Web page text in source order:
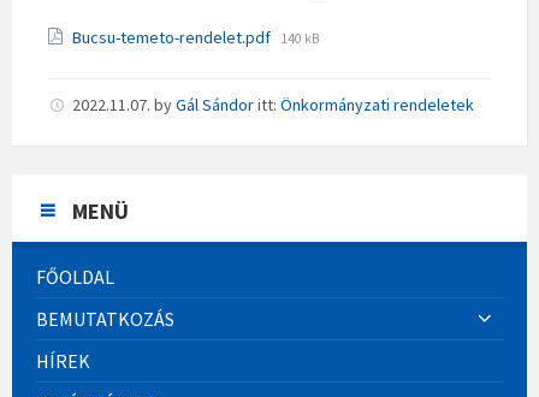
Csatolmányok
Bucsu-temeto-rendelet.pdf File
140 kB
2022.11.07. byGál Sándoritt: Önkormányzati rendeletek
MENÜ
FŐOLDAL
BEMUTATKOZÁS
HÍREK